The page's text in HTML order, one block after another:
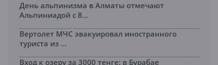
День альпинизма в Алматы отмечают
Альпиниадой с 8...
Вертолет МЧС эвакуировал иностранного
туриста из ...
Вход к озеру за 3000 тенге: в Бурабае